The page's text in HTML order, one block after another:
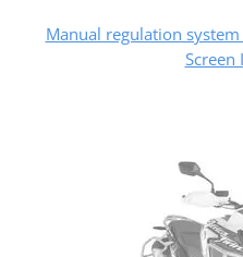
Manual regulation
Screen